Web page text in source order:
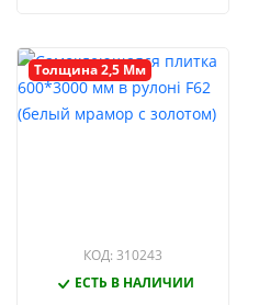
Толщина 2,5 Мм
КОД: 310243
ЕСТЬ В НАЛИЧИИ